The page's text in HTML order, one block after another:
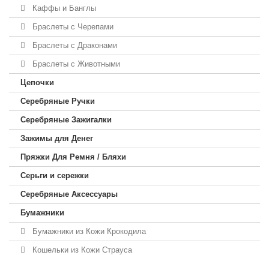
Каффы и Банглы
Браслеты с Черепами
Браслеты с Драконами
Браслеты с Животными
Цепочки
Серебряные Ручки
Серебряные Зажигалки
Зажимы для Денег
Пряжки Для Ремня / Бляхи
Серьги и сережки
Серебряные Аксессуары
Бумажники
Бумажники из Кожи Крокодила
Кошельки из Кожи Страуса